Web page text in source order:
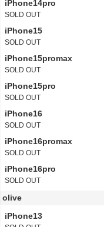
iPhone14pro
SOLD OUT
iPhone15
SOLD OUT
iPhone15promax
SOLD OUT
iPhone15pro
SOLD OUT
iPhone16
SOLD OUT
iPhone16promax
SOLD OUT
iPhone16pro
SOLD OUT
olive
iPhone13